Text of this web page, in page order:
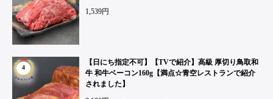
1,539円
4
【日にち指定不可】【TVで紹介】高級 厚切り鳥取和
牛 和牛ベーコン160g【満点☆青空レストランで紹介
されました】